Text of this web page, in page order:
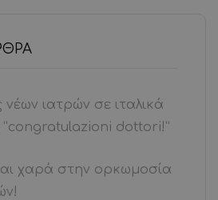
ιατρών σε ιταλικά
“congratulazioni dottori!”
χαρά στην ορκωμοσία